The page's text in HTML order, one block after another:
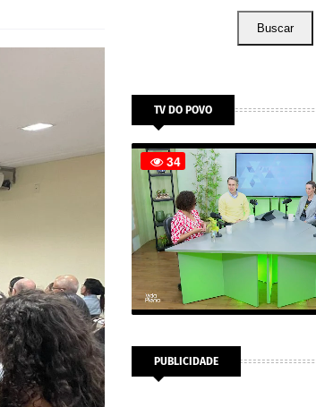
Buscar
TV DO POVO
PUBLICIDADE